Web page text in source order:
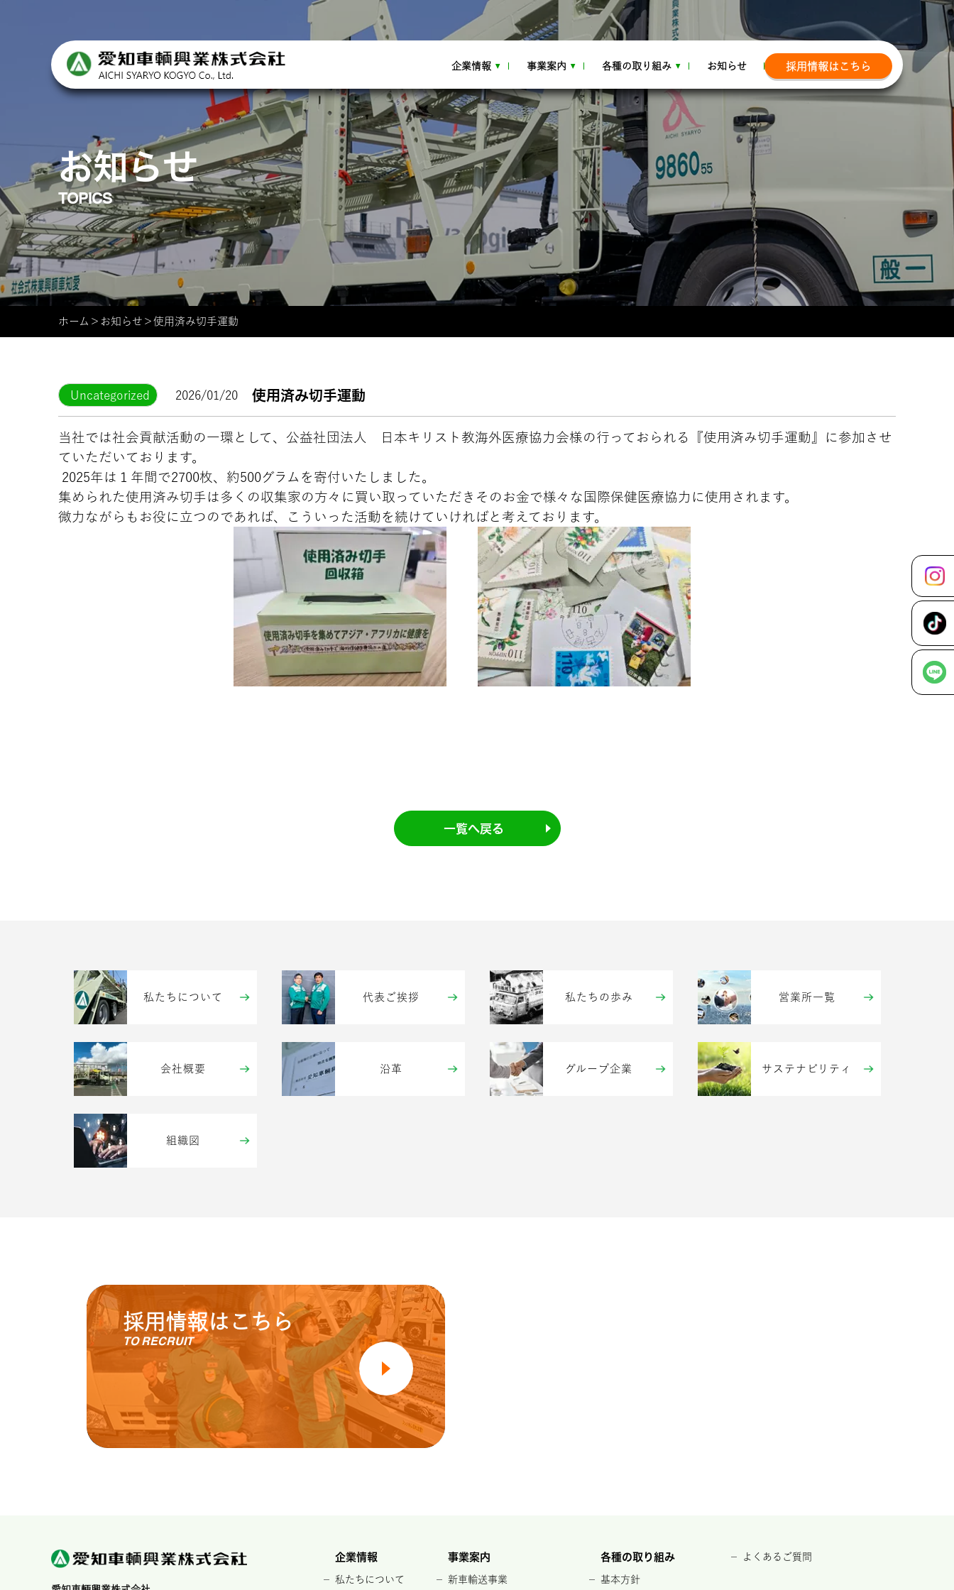
企業情報 事業案内 各種の取り組み お知らせ 採用情報はこちら
お知らせ
TOPICS
ホーム ＞ お知らせ ＞ 使用済み切手運動
Uncategorized 2026/01/20 使用済み切手運動
当社では社会貢献活動の一環として、公益社団法人 日本キリスト教海外医療協力会様の行っておられる『使用済み切手運動』に参加させ
ていただいております。
2025年は１年間で2700枚、約500グラムを寄付いたしました。
集められた使用済み切手は多くの収集家の方々に買い取っていただきそのお金で様々な国際保健医療協力に使用されます。
微力ながらもお役に立つのであれば、こういった活動を続けていければと考えております。
一覧へ戻る
私たちについて 代表ご挨拶 私たちの歩み 営業所一覧
会社概要 沿革 グループ企業 サステナビリティ
組織図
採用情報はこちら
TO RECRUIT
企業情報
私たちについて
事業案内
新車輸送事業
各種の取り組み
基本方針
よくあるご質問